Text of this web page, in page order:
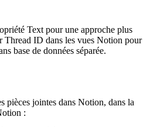
Text pour une approche plus
Thread ID dans les vues Notion pour
base de données séparée.
pièces jointes dans Notion, dans la
: